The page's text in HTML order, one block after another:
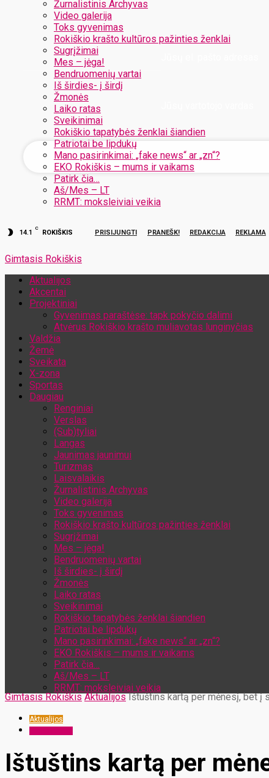
Žurnalistinis Archyvas
Video galerija
Toks gyvenimas
Rokiškio krašto kultūros pažinties ženklai
Sugrįžimai
Mes – jėga!
Bendruomenių vartai
Iš širdies- į širdį
Žmonės
Laiko ratas
Sveikinimai
Rokiškio tapatybės ženklai šiandien
Patriotai be lipdukų
Mano pasirinkimai: „fake news“ ar „zn“?
EKO Rokiškis – mums ir vaikams
Patirk čia…
Aš/Mes – LT
RRMT: moksleiviai veikia
14.1
C
ROKIŠKIS PRISIJUNGTI PRANEŠK! REDAKCIJA REKLAMA
Gimtasis Rokiškis
Aktualijos
Akcentai
Projektiniai
Gyvenimas paraštėse: tapk pokyčio dalimi
Atvėrus Rokiškio krašto muliavotas lunginyčias
Valdžia
Žemė
Sveikata
X-zona
Sportas
Daugiau
Renginiai
Verslas
(Sub)tyliai
Langas
Jaunimas jaunimui
Turizmas
Laisvalaikis
Žurnalistinis Archyvas
Video galerija
Toks gyvenimas
Rokiškio krašto kultūros pažinties ženklai
Sugrįžimai
Mes – jėga!
Bendruomenių vartai
Iš širdies- į širdį
Žmonės
Laiko ratas
Sveikinimai
Rokiškio tapatybės ženklai šiandien
Patriotai be lipdukų
Mano pasirinkimai: „fake news“ ar „zn“?
EKO Rokiškis – mums ir vaikams
Patirk čia…
Aš/Mes – LT
RRMT: moksleiviai veikia
Gimtasis Rokiškis Aktualijos Ištuštins kartą per mėnesį, bet į
Aktualijos
Ištuštins kartą per